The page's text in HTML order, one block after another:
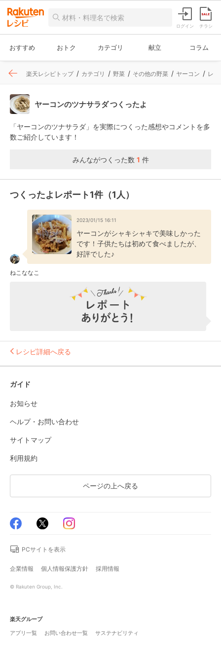
ログイン チラシ
おすすめ おトク カテゴリ 献立 コラム
楽天レシピトップ カテゴリ 野菜 その他の野菜 ヤーコン レ
ヤーコンのツナサラダ つくったよ
「ヤーコンのツナサラダ」を実際につくった感想やコメントを多
数ご紹介しています！
みんながつくった数 1 件
つくったよレポート1件（1人）
2023/01/15 16:11
ヤーコンがシャキシャキで美味しかった
です！子供たちは初めて食べましたが、
好評でした♪
ねこななこ
レシピ詳細へ戻る
ガイド
お知らせ
ヘルプ・お問い合わせ
サイトマップ
利用規約
ページの上へ戻る
PCサイトを表示
企業情報 個人情報保護方針 採用情報
© Rakuten Group, Inc.
楽天グループ
アプリ一覧
お問い合わせ一覧 サステナビリティ